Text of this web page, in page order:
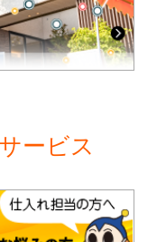
ービス